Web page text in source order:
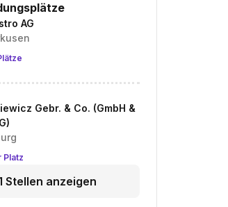
AG
Gebr. & Co. (GmbH &
Platz
Stellen anzeigen